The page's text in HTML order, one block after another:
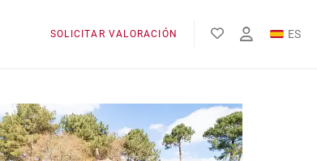
SOLICITAR VALORACIÓN ES
EN